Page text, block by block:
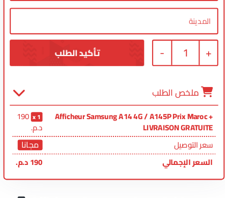
+
1
-
ملخص الطلب
Afficheur Samsung A14 4G / A145P Prix Maroc +
LIVRAISON GRATUITE
1
190
د.م.
سعر التوصيل
مجانا
السعر الإجمالي 190د.م.